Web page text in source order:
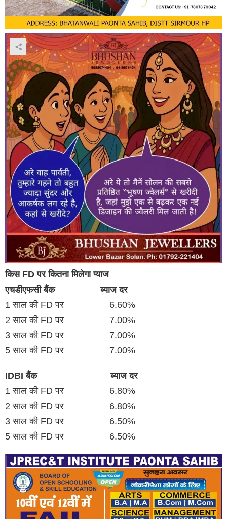
किस FD पर कितना मिलेगा प्याज
एचडीएफसी बैंक ब्याज दर
1 साल की FD पर 6.60%
2 साल की FD पर 7.00%
3 साल की FD पर 7.00%
5 साल की FD पर 7.00%
IDBI बैंक ब्याज दर
1 साल की FD पर 6.80%
2 साल की FD पर 6.80%
3 साल की FD पर 6.50%
5 साल की FD पर 6.50%